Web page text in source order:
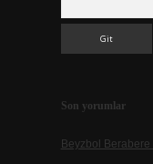
Son yorumlar
Beyzbol